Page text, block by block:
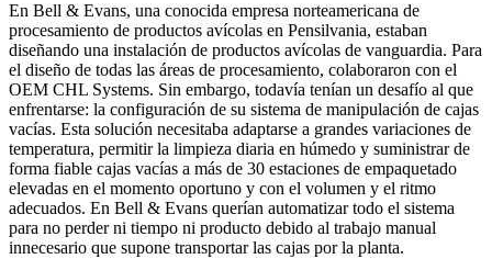
En Bell & Evans, una conocida empresa norteamericana de
procesamiento de productos avícolas en Pensilvania, estaban
diseñando una instalación de productos avícolas de vanguardia. Para
el diseño de todas las áreas de procesamiento, colaboraron con el
OEM CHL Systems. Sin embargo, todavía tenían un desafío al que
enfrentarse: la configuración de su sistema de manipulación de cajas
vacías. Esta solución necesitaba adaptarse a grandes variaciones de
temperatura, permitir la limpieza diaria en húmedo y suministrar de
forma fiable cajas vacías a más de 30 estaciones de empaquetado
elevadas en el momento oportuno y con el volumen y el ritmo
adecuados. En Bell & Evans querían automatizar todo el sistema
para no perder ni tiempo ni producto debido al trabajo manual
innecesario que supone transportar las cajas por la planta.